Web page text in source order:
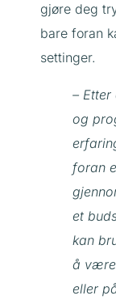
gjøre deg
bare foran
settinger.
–
og
foran
et
kan
å være
eller